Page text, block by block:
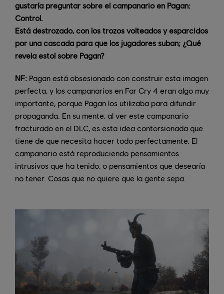
gustaría preguntar sobre el campanario en Pagan:
Control.
Está destrozado, con los trozos volteados y esparcidos
por una cascada para que los jugadores suban; ¿Qué
revela estol sobre Pagan?
NF: Pagan está obsesionado con construir esta imagen
perfecta, y los campanarios en Far Cry 4 eran algo muy
importante, porque Pagan los utilizaba para difundir
propaganda. En su mente, al ver este campanario
fracturado en el DLC, es esta idea contorsionada que
tiene de que necesita hacer todo perfectamente. El
campanario está reproduciendo pensamientos
intrusivos que ha tenido, o pensamientos que desearía
no tener. Cosas que no quiere que la gente sepa.